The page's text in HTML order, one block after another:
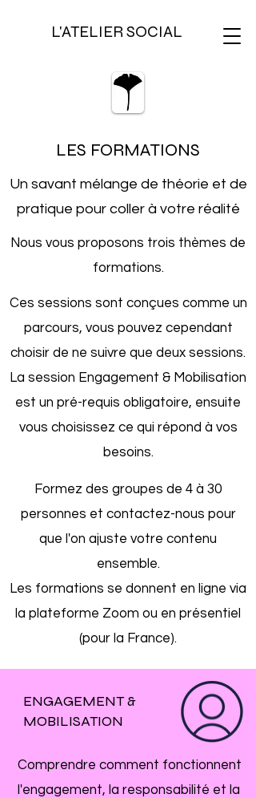
L'ATELIER SOCIAL
LES FORMATIONS
Un savant mélange de théorie et de
pratique pour coller à votre réalité
Nous vous proposons trois thèmes de
formations.
Ces sessions sont conçues comme un
parcours, vous pouvez cependant
choisir de ne suivre que deux sessions.
La session Engagement & Mobilisation
est un pré-requis obligatoire, ensuite
vous choisissez ce qui répond à vos
besoins.
Formez des groupes de 4 à 30
personnes et contactez-nous pour
que l'on ajuste votre contenu
ensemble.
Les formations se donnent en ligne via
la plateforme Zoom ou en présentiel
(pour la France).
ENGAGEMENT &
MOBILISATION
Comprendre comment fonctionnent
l'engagement, la responsabilité et la